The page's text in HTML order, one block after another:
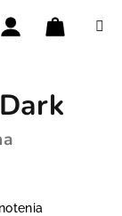
0,0 z 5